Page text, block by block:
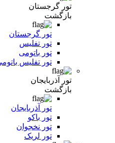
تور گرجستان
بازگشت
تور گرجستان
تور تفلیس
تور باتومی
تور تفلیس
تور آذربایجان
بازگشت
تور آذربایجان
تور باکو
تور نخجوان
تور لریک